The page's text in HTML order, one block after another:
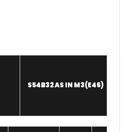
S54B32 AS IN M3(E46)